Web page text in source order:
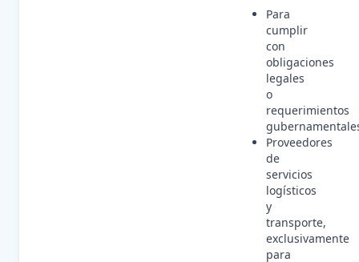
Para
cumplir
con
obligaciones
legales
o
requerimientos
Proveedores
de
servicios
logísticos
y
transporte,
exclusivamente
para